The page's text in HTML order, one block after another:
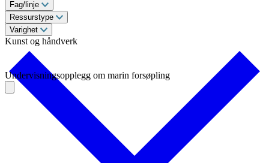
Undervisningsopplegg om marin forsøpling
Fag/linje
Ressurstype
Varighet
Kunst og håndverk